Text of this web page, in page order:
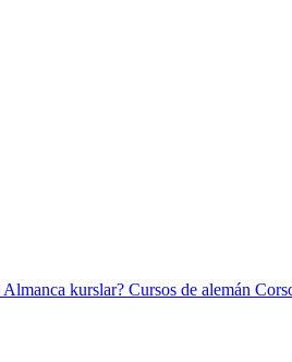
Almanca kurslar? Cursos de alemán